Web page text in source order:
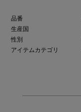
品番
生産国
性別
アイテムカテゴリ